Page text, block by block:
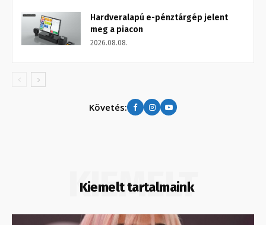
Hardveralapú e-pénztárgép jelent
meg a piacon
2026.08.08.
Követés:
Kiemelt tartalmaink
KIEMELT